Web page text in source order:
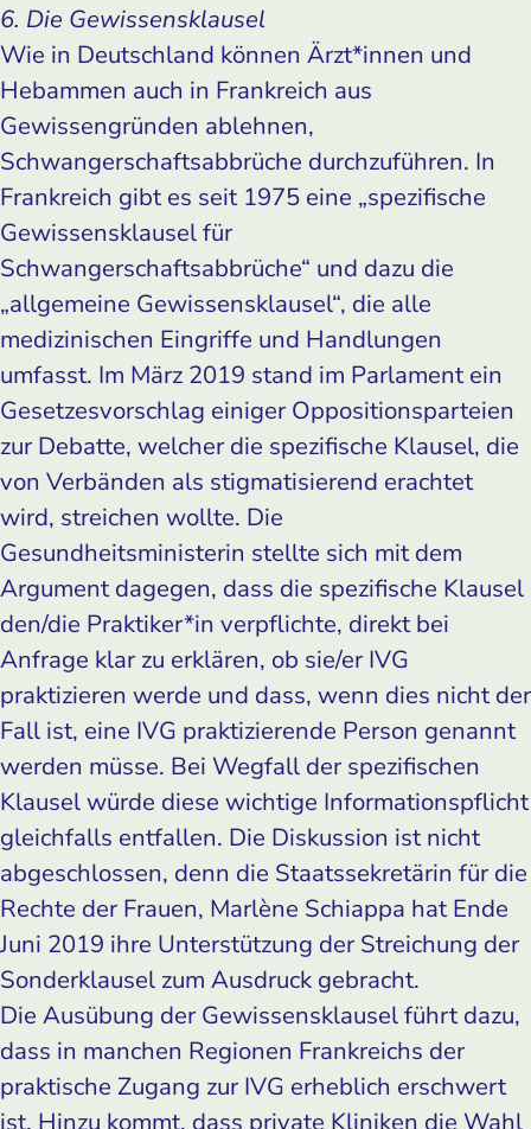
6. Die Gewissensklausel
Wie in Deutschland können Ärzt*innen und
Hebammen auch in Frankreich aus
Gewissengründen ablehnen,
Schwangerschaftsabbrüche durchzuführen. In
Frankreich gibt es seit 1975 eine „spezifische
Gewissensklausel für
Schwangerschaftsabbrüche“ und dazu die
„allgemeine Gewissensklausel“, die alle
medizinischen Eingriffe und Handlungen
umfasst. Im März 2019 stand im Parlament ein
Gesetzesvorschlag einiger Oppositionsparteien
zur Debatte, welcher die spezifische Klausel, die
von Verbänden als stigmatisierend erachtet
wird, streichen wollte. Die
Gesundheitsministerin stellte sich mit dem
Argument dagegen, dass die spezifische Klausel
den/die Praktiker*in verpflichte, direkt bei
Anfrage klar zu erklären, ob sie/er IVG
praktizieren werde und dass, wenn dies nicht der
Fall ist, eine IVG praktizierende Person genannt
werden müsse. Bei Wegfall der spezifischen
Klausel würde diese wichtige Informationspflicht
gleichfalls entfallen. Die Diskussion ist nicht
abgeschlossen, denn die Staatssekretärin für die
Rechte der Frauen, Marlène Schiappa hat Ende
Juni 2019 ihre Unterstützung der Streichung der
Sonderklausel zum Ausdruck gebracht.
Die Ausübung der Gewissensklausel führt dazu,
dass in manchen Regionen Frankreichs der
praktische Zugang zur IVG erheblich erschwert
ist. Hinzu kommt, dass private Kliniken die Wahl